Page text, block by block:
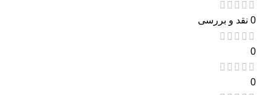
0 نقد و بررسی
0
0